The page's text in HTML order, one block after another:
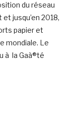
du réseau
jusqu’en 2018,
papier et
mondiale. Le
à la Gaà®té